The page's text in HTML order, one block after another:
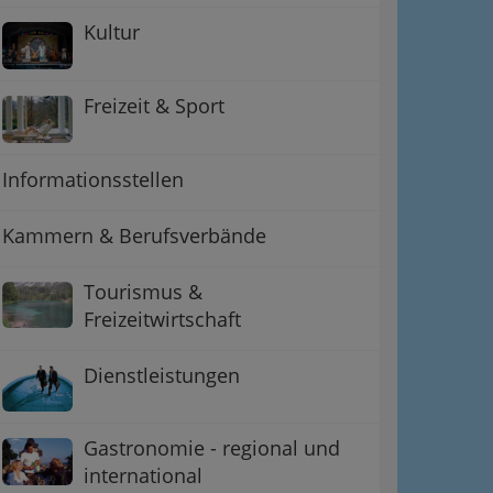
Kultur
Freizeit & Sport
Informationsstellen
Kammern & Berufsverbände
Tourismus &
Freizeitwirtschaft
Dienstleistungen
Gastronomie - regional und
international